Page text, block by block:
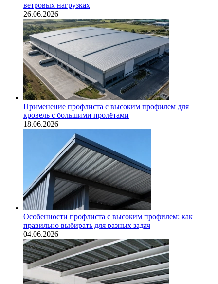
ветровых нагрузках
26.06.2026
Применение профлиста с высоким профилем для
кровель с большими пролётами
18.06.2026
Особенности профлиста с высоким профилем: как
правильно выбирать для разных задач
04.06.2026